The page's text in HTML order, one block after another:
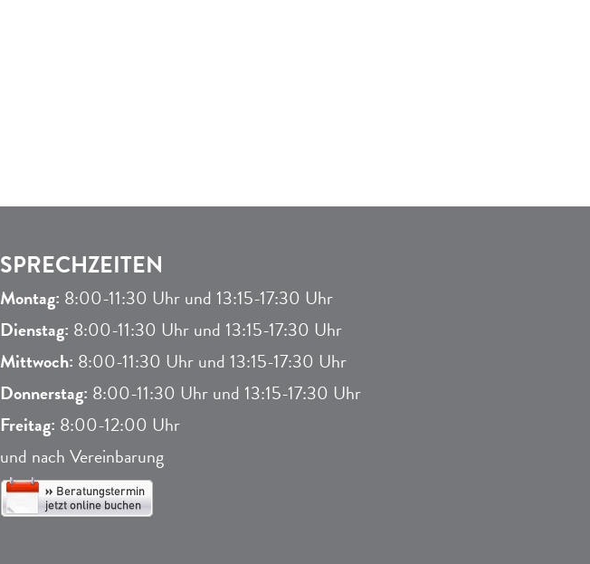
SPRECHZEITEN
Montag: 8:00-11:30 Uhr und 13:15-17:30 Uhr
Dienstag: 8:00-11:30 Uhr und 13:15-17:30 Uhr
Mittwoch: 8:00-11:30 Uhr und 13:15-17:30 Uhr
Donnerstag: 8:00-11:30 Uhr und 13:15-17:30 Uhr
Freitag: 8:00-12:00 Uhr
und nach Vereinbarung